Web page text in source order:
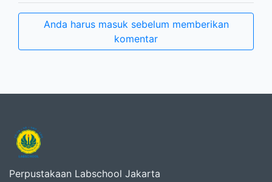
Anda harus masuk sebelum memberikan
komentar
Perpustakaan Labschool Jakarta